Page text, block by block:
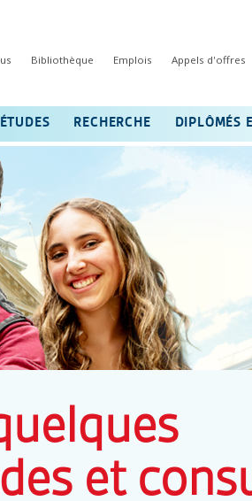
Bibliothèque Emplois Appels d'offres
RECHERCHE DIPLÔMÉS
et